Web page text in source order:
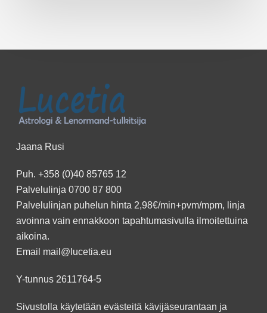
Jaana Rusi
Puh. +358 (0)40 85765 12
Palvelulinja 0700 87 800
Palvelulinjan puhelun hinta 2,98€/min+pvm/mpm, linja
avoinna vain ennakkoon tapahtumasivulla ilmoitettuina
aikoina.
Email mail@lucetia.eu
Y-tunnus 2611764-5
Sivustolla käytetään evästeitä kävijäseurantaan ja